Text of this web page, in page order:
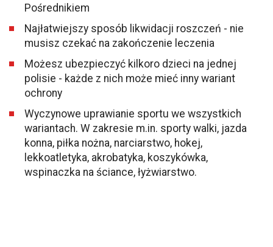
Pośrednikiem
Najłatwiejszy sposób likwidacji roszczeń - nie
musisz czekać na zakończenie leczenia
Możesz ubezpieczyć kilkoro dzieci na jednej
polisie - każde z nich może mieć inny wariant
ochrony
Wyczynowe uprawianie sportu we wszystkich
wariantach. W zakresie m.in. sporty walki, jazda
konna, piłka nożna, narciarstwo, hokej,
lekkoatletyka, akrobatyka, koszykówka,
wspinaczka na ściance, łyżwiarstwo.